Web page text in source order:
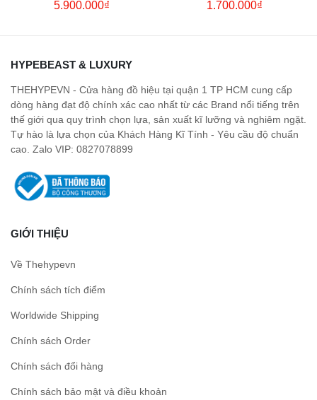
5.900.000₫ 1.700.000₫
HYPEBEAST & LUXURY
THEHYPEVN - Cửa hàng đồ hiệu tại quận 1 TP HCM cung cấp
dòng hàng đạt độ chính xác cao nhất từ các Brand nổi tiếng trên
thế giới qua quy trình chọn lựa, sản xuất kĩ lưỡng và nghiêm ngặt.
Tự hào là lựa chọn của Khách Hàng Kĩ Tính - Yêu cầu độ chuẩn
cao. Zalo VIP: 0827078899
GIỚI THIỆU
Về Thehypevn
Chính sách tích điểm
Worldwide Shipping
Chính sách Order
Chính sách đổi hàng
Chính sách bảo mật và điều khoản